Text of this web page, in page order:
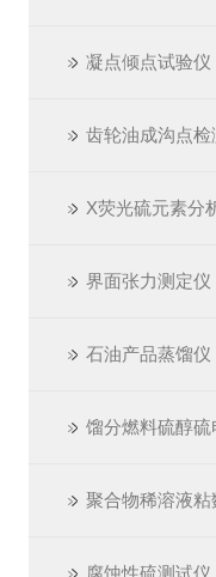
凝点倾点试验仪
齿轮油成沟点检
X荧光硫元素分
界面张力测定仪
石油产品蒸馏仪
馏分燃料硫醇硫
聚合物稀溶液粘
腐蚀性硫测试仪